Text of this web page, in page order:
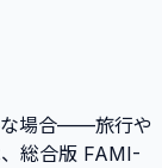
な場合——旅行や
総合版 FAMI-